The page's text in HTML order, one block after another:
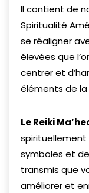
Il contient de
Spiritualité
se réaligner
élevées que
centrer et
éléments de la
Le Reiki
spirituellement
symboles et
transmis que
améliorer et